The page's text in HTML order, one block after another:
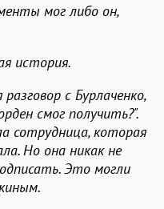
мог либо он,
история.
с Бурлаченко,
смог получить?".
сотрудница, которая
Но она никак не
Это могли